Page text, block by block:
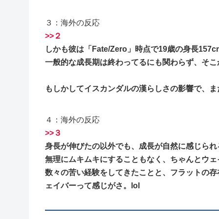
３：海外の反応
>>２
しかも彼は「Fate/Zero」時点で19歳の身長
一般的な成長期は終わってるにも関わらず、そ
もしかしてイスカンダルの漢らしさの影響で、
４：海外の反応
>>３
身長が伸びたの以外でも、成長が自然に感じら
無理にムキムキにすることもなく、ちゃんとウ
数々の苦い経験をしてきたことと、フラットの
ェイバーって感じがさ。lol